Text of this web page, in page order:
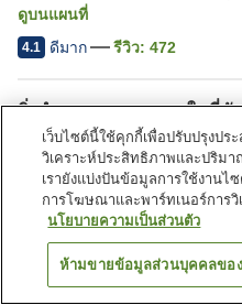
ดูบนแผนที่
4.1 ดีมาก รีวิว: 472
สิ่งอำนวยความสะดวกในที่พัก
บริการส่งสินค้า
ห้องอาบน้ำใหญ่
หน้าแรก ญี่ปุ่น ฮอกไกโด
Livemax Resort Upopoy Shiraoiค้นหา
เว็บไซต์นี้ใช้คุกกี้เพื่อปรับปรุงปร
วิเคราะห์ประสิทธิภาพและปริมา
เรายังแบ่งปันข้อมูลการใช้งานไ
การโฆษณาและพาร์ทเนอร์การวิ
นโยบายความเป็นส่วนตัว
ห้ามขายข้อมูลส่วนบุคคลขอ